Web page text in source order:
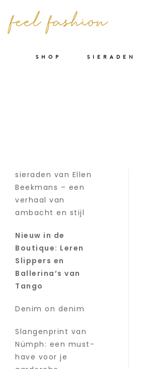
SHOP SIERADEN
sieraden van Ellen
Beekmans – een
verhaal van
ambacht en stijl
Nieuw in de
Boutique: Leren
Slippers en
Ballerina’s van
Tango
Denim on denim
Slangenprint van
Nümph: een must-
have voor je